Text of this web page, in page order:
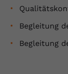
Begleitung
Begleitung
Anbieter
Laufzeit